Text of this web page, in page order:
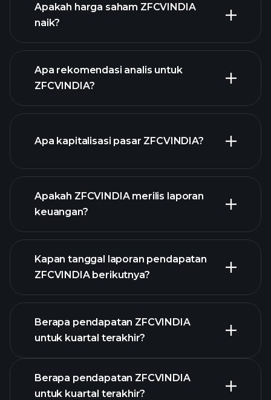
grafik
lanjutan
Apakah harga saham ZFCVINDIA
naik?
ZFCVINDIA
Apa rekomendasi analis untuk
ZFCVINDIA?
Apa kapitalisasi pasar ZFCVINDIA?
daftar saham kami
Apakah ZFCVINDIA merilis laporan
keuangan?
keuangan
ZFCVINDIA
Kapan tanggal laporan pendapatan
ZFCVINDIA berikutnya?
Berapa pendapatan ZFCVINDIA
untuk kuartal terakhir?
Berapa pendapatan ZFCVINDIA
untuk kuartal terakhir?